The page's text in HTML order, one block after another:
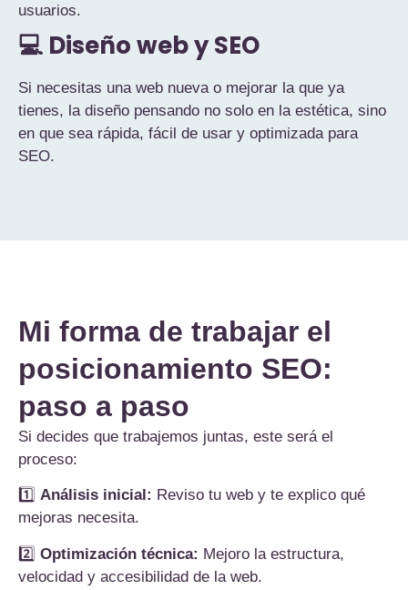
usuarios.
💻 Diseño web y SEO
Si necesitas una web nueva o mejorar la que ya
tienes, la diseño pensando no solo en la estética, sino
en que sea rápida, fácil de usar y optimizada para
SEO.
Mi forma de trabajar el
posicionamiento SEO:
paso a paso
Si decides que trabajemos juntas, este será el
proceso:
1️⃣ Análisis inicial: Reviso tu web y te explico qué
mejoras necesita.
2️⃣ Optimización técnica: Mejoro la estructura,
velocidad y accesibilidad de la web.